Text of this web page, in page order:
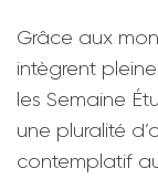
Grâce aux
intègrent
les Semaine
une pluralité
contemplatif